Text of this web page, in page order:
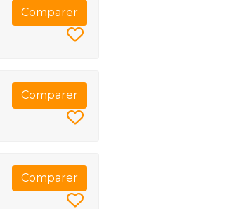
Comparer
Comparer
Comparer